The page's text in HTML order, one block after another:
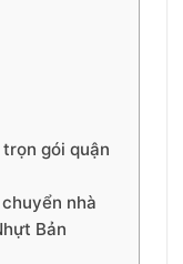
gói quận
nhà
Bản